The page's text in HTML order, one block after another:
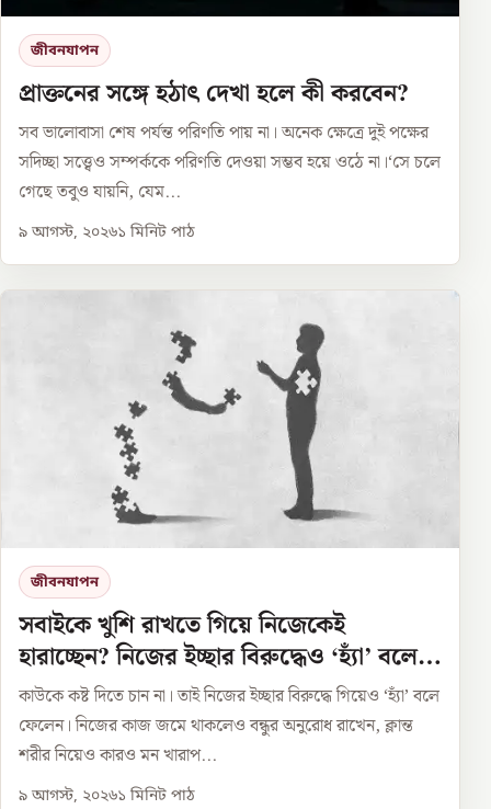
জীবনযাপন
প্রাক্তনের সঙ্গে হঠাৎ দেখা হলে কী করবেন?
সব ভালোবাসা শেষ পর্যন্ত পরিণতি পায় না। অনেক ক্ষেত্রে দুই পক্ষের
সদিচ্ছা সত্ত্বেও সম্পর্ককে পরিণতি দেওয়া সম্ভব হয়ে ওঠে না।‘সে চলে
গেছে তবুও যায়নি, যেম...
৯ আগস্ট, ২০২৬১ মিনিট পাঠ
জীবনযাপন
সবাইকে খুশি রাখতে গিয়ে নিজেকেই
হারাচ্ছেন? নিজের ইচ্ছার বিরুদ্ধেও ‘হ্যাঁ’ বলে
ফেলছেন?
কাউকে কষ্ট দিতে চান না। তাই নিজের ইচ্ছার বিরুদ্ধে গিয়েও ‘হ্যাঁ’ বলে
ফেলেন। নিজের কাজ জমে থাকলেও বন্ধুর অনুরোধ রাখেন, ক্লান্ত
শরীর নিয়েও কারও মন খারাপ...
৯ আগস্ট, ২০২৬১ মিনিট পাঠ